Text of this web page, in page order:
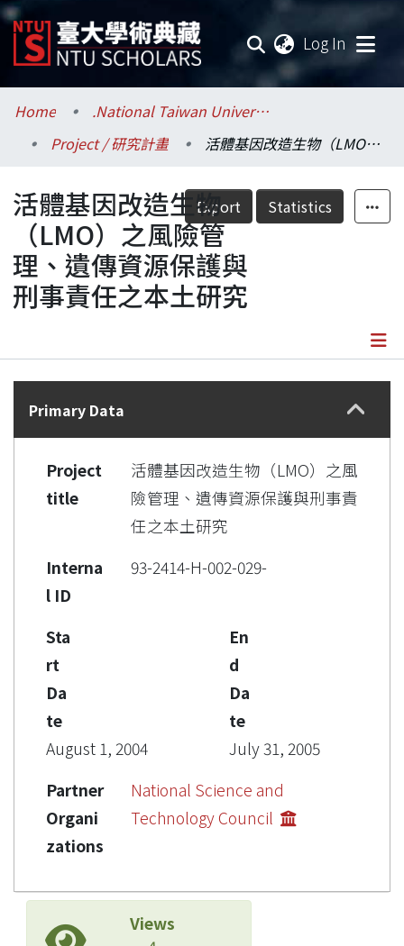
Log In
Communities & Collections
Research Outputs
Fundings & Projects
Researchers
Organizations
Home
.National Taiwan University / 國立臺灣大學
Project / 研究計畫
活體基因改造生物（LMO）之風險管理、遺傳資源保護與刑事責任之本土研究
Export Statistics
活體基因改造生物
（LMO）之風險管
理、遺傳資源保護與
刑事責任之本土研究
Details
Primary Data
Project
title
活體基因改造生物（LMO）之風
險管理、遺傳資源保護與刑事責
任之本土研究
Interna
l ID
93-2414-H-002-029-
Sta
rt
Da
te
August 1, 2004
En
d
Da
te
July 31, 2005
Partner
Organi
zations
National Science and
Technology Council
Views